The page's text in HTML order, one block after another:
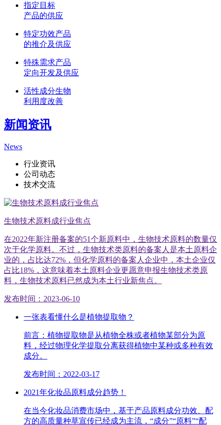
指定目标
产品的供应
特定功效产品
的推介及供应
特殊需求产品
定向开发及供应
活性成分生物
利用度改善
新闻资讯
News
行业资讯
公司动态
技术交流
生物技术原料成行业焦点
在2022年新注册备案的51个新原料中，生物技术原料的数量仅
次于化学原料。不过，生物技术类原料的备案人是本土原料企
业的，占比达72%，但化学原料的备案人企业中，本土企业仅
占比18%，这意味着本土原料企业更愿意申报生物技术类原
料，生物技术原料已然成为本土行业新焦点。
发布时间：2023-06-10
一张表看懂什么是植物提取物？
前言：植物提取物是从植物全株或者植物某部分为原
料，经过物理化学提取分离获得植物中某种或多种有效
成分。
发布时间：2022-03-17
2021年化妆品原料成分趋势！
在当今化妆品消费市场中，基于产品原料成分功效、配
方的高质量种草宣传已经成为主流，“成分”“原料”“配